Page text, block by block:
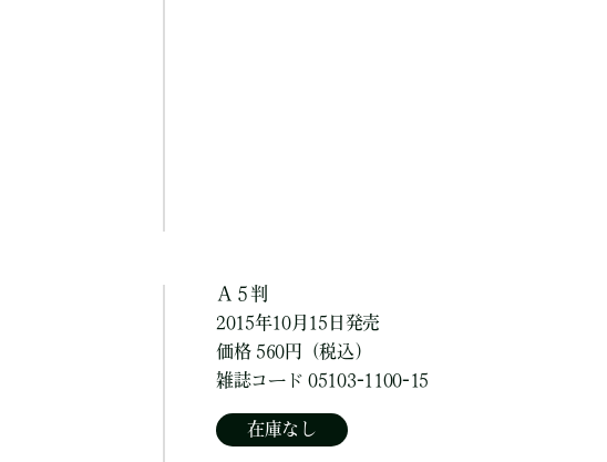
Ａ５判
2015年10月15日発売
価格 560円（税込）
雑誌コード 05103-1100-15
在庫なし